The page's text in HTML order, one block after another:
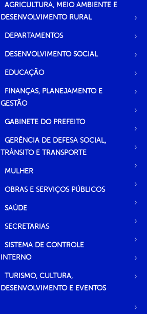
AGRICULTURA, MEIO AMBIENTE E
DESENVOLVIMENTO RURAL
DEPARTAMENTOS
DESENVOLVIMENTO SOCIAL
EDUCAÇÃO
FINANÇAS, PLANEJAMENTO E
GESTÃO
GABINETE DO PREFEITO
GERÊNCIA DE DEFESA SOCIAL,
TRÂNSITO E TRANSPORTE
MULHER
OBRAS E SERVIÇOS PÚBLICOS
SAÚDE
SECRETARIAS
SISTEMA DE CONTROLE
INTERNO
TURISMO, CULTURA,
DESENVOLVIMENTO E EVENTOS